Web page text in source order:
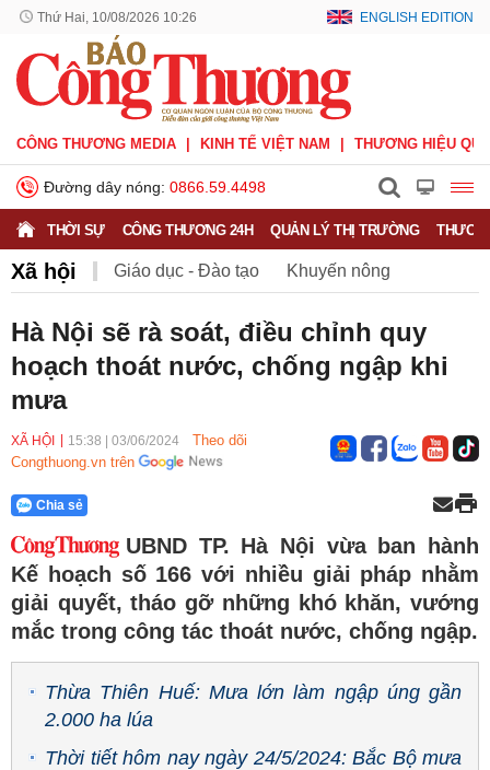
Thứ Hai, 10/08/2026 10:26 ENGLISH EDITION
CÔNG THƯƠNG MEDIA KINH TẾ VIỆT NAM THƯƠNG HIỆU
Đường dây nóng: 0866.59.4498
THỜI SỰ CÔNG THƯƠNG 24H QUẢN LÝ THỊ TRƯỜNG
Xã hội Giáo dục - Đào tạo Khuyến nông
Phát triển bền vững Sức khỏe Việc làm
Hà Nội sẽ rà soát, điều chỉnh quy
hoạch thoát nước, chống ngập khi
mưa
XÃ HỘI 15:38 03/06/2024
Theo dõi
Congthuong.vn trên
Chia sẻ
UBND TP. Hà Nội vừa ban hành
Kế hoạch số 166 với nhiều giải pháp nhằm
giải quyết, tháo gỡ những khó khăn, vướng
mắc trong công tác thoát nước, chống ngập.
Thừa Thiên Huế: Mưa lớn làm ngập úng gần
2.000 ha lúa
Thời tiết hôm nay ngày 24/5/2024: Bắc Bộ mưa